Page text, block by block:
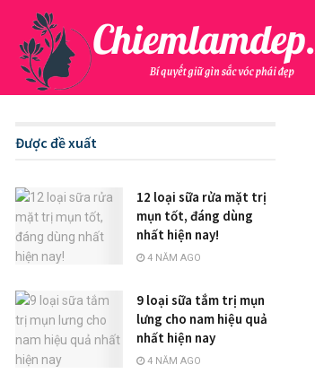
Được đề xuất
12 loại sữa rửa mặt trị
mụn tốt, đáng dùng
nhất hiện nay!
4 NĂM AGO
9 loại sữa tắm trị mụn
lưng cho nam hiệu quả
nhất hiện nay
4 NĂM AGO